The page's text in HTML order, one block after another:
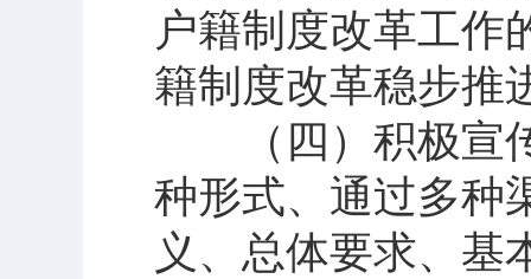
户籍制度改革工作
籍制度改革稳步推
（四）积极宣传
种形式、通过多种
义、总体要求、基